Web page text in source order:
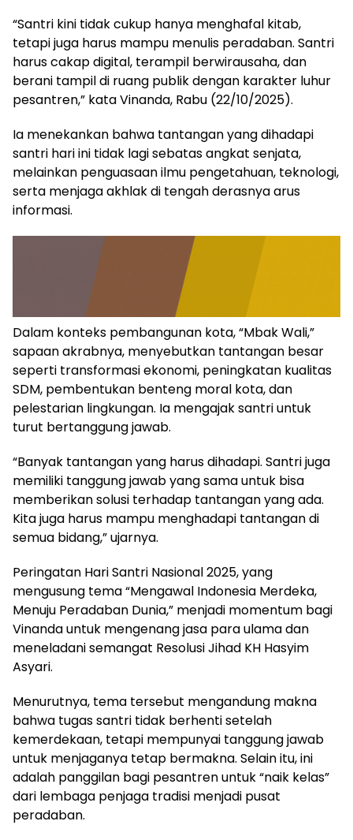
“Santri kini tidak cukup hanya menghafal kitab,
tetapi juga harus mampu menulis peradaban. Santri
harus cakap digital, terampil berwirausaha, dan
berani tampil di ruang publik dengan karakter luhur
pesantren,” kata Vinanda, Rabu (22/10/2025).
Ia menekankan bahwa tantangan yang dihadapi
santri hari ini tidak lagi sebatas angkat senjata,
melainkan penguasaan ilmu pengetahuan, teknologi,
serta menjaga akhlak di tengah derasnya arus
informasi.
Dalam konteks pembangunan kota, “Mbak Wali,”
sapaan akrabnya, menyebutkan tantangan besar
seperti transformasi ekonomi, peningkatan kualitas
SDM, pembentukan benteng moral kota, dan
pelestarian lingkungan. Ia mengajak santri untuk
turut bertanggung jawab.
“Banyak tantangan yang harus dihadapi. Santri juga
memiliki tanggung jawab yang sama untuk bisa
memberikan solusi terhadap tantangan yang ada.
Kita juga harus mampu menghadapi tantangan di
semua bidang,” ujarnya.
Peringatan Hari Santri Nasional 2025, yang
mengusung tema “Mengawal Indonesia Merdeka,
Menuju Peradaban Dunia,” menjadi momentum bagi
Vinanda untuk mengenang jasa para ulama dan
meneladani semangat Resolusi Jihad KH Hasyim
Asyari.
Menurutnya, tema tersebut mengandung makna
bahwa tugas santri tidak berhenti setelah
kemerdekaan, tetapi mempunyai tanggung jawab
untuk menjaganya tetap bermakna. Selain itu, ini
adalah panggilan bagi pesantren untuk “naik kelas”
dari lembaga penjaga tradisi menjadi pusat
peradaban.